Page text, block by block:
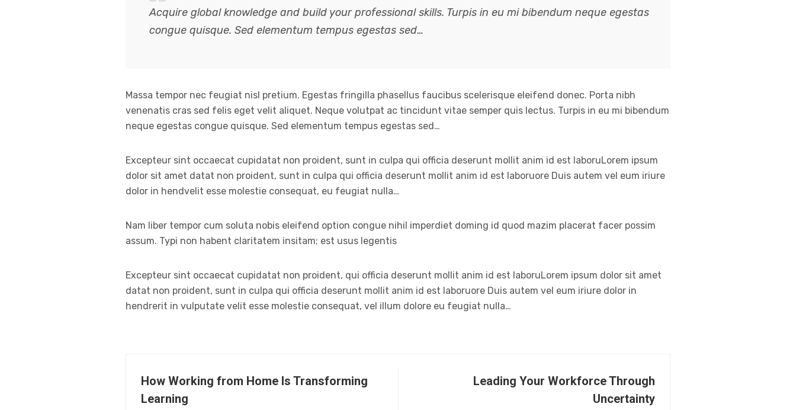
Acquire global knowledge and build your professional skills. Turpis in eu mi bibendum neque egestas
congue quisque. Sed elementum tempus egestas sed…
Massa tempor nec feugiat nisl pretium. Egestas fringilla phasellus faucibus scelerisque eleifend donec. Porta nibh
venenatis cras sed felis eget velit aliquet. Neque volutpat ac tincidunt vitae semper quis lectus. Turpis in eu mi bibendum
neque egestas congue quisque. Sed elementum tempus egestas sed…
Excepteur sint occaecat cupidatat non proident, sunt in culpa qui officia deserunt mollit anim id est laboruLorem ipsum
dolor sit amet datat non proident, sunt in culpa qui officia deserunt mollit anim id est laboruore Duis autem vel eum iriure
dolor in hendvelit esse molestie consequat, eu feugiat nulla…
Nam liber tempor cum soluta nobis eleifend option congue nihil imperdiet doming id quod mazim placerat facer possim
assum. Typi non habent claritatem insitam; est usus legentis
Excepteur sint occaecat cupidatat non proident, qui officia deserunt mollit anim id est laboruLorem ipsum dolor sit amet
datat non proident, sunt in culpa qui officia deserunt mollit anim id est laboruore Duis autem vel eum iriure dolor in
hendrerit in vulputate velit esse molestie consequat, vel illum dolore eu feugiat nulla…
How Working from Home Is Transforming
Learning
Leading Your Workforce Through
Uncertainty